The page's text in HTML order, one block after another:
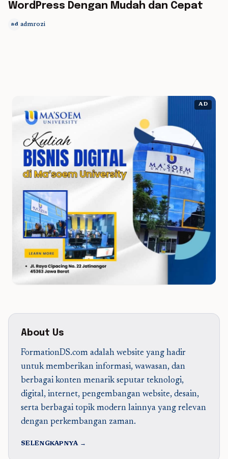
WordPress Dengan Mudah dan Cepat
ad admrozi
AD
About Us
FormationDS.com adalah website yang hadir
untuk memberikan informasi, wawasan, dan
berbagai konten menarik seputar teknologi,
digital, internet, pengembangan website, desain,
serta berbagai topik modern lainnya yang relevan
dengan perkembangan zaman.
SELENGKAPNYA →